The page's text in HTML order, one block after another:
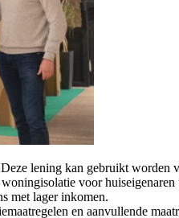
lening kan gebruikt worden
voor
met lager inkomen.
en aanvullende